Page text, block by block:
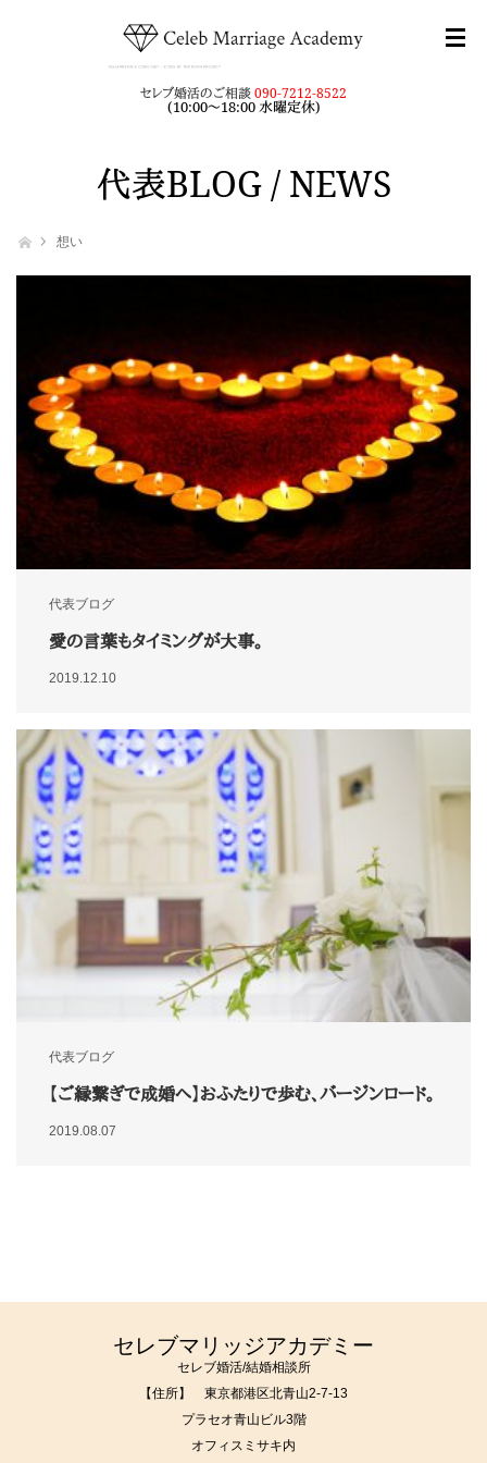
セレブ婚活のご相談090-7212-8522
(10:00～18:00 水曜定休)
代表BLOG / NEWS
ホーム想い
代表ブログ
愛の言葉もタイミングが大事。
2019.12.10
代表ブログ
【ご縁繋ぎで成婚へ】おふたりで歩む、バージンロード。
2019.08.07
セレブマリッジアカデミー
セレブ婚活/結婚相談所
【住所】 東京都港区北青山2-7-13
プラセオ青山ビル3階
オフィスミサキ内